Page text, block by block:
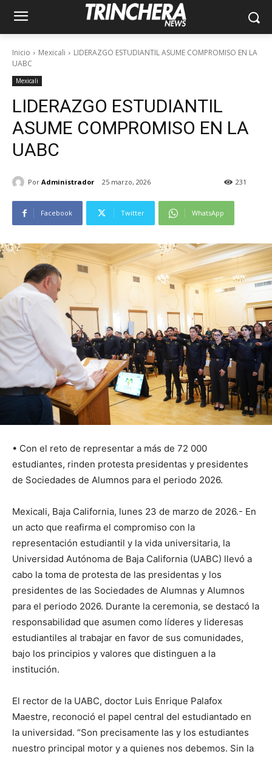
Inicio Mexicali
LIDERAZGO ESTUDIANTIL ASUME COMPROMISO EN LA
UABC
Mexicali
LIDERAZGO ESTUDIANTIL
ASUME COMPROMISO EN LA
UABC
Por Administrador 25 marzo, 2026 231
Facebook Twitter WhatsApp
• Con el reto de representar a más de 72 000
estudiantes, rinden protesta presidentas y presidentes
de Sociedades de Alumnos para el periodo 2026.
Mexicali, Baja California, lunes 23 de marzo de 2026.- En
un acto que reafirma el compromiso con la
representación estudiantil y la vida universitaria, la
Universidad Autónoma de Baja California (UABC) llevó a
cabo la toma de protesta de las presidentas y los
presidentes de las Sociedades de Alumnas y Alumnos
para el periodo 2026. Durante la ceremonia, se destacó la
responsabilidad que asumen como líderes y lideresas
estudiantiles al trabajar en favor de sus comunidades,
bajo los principios y valores que distinguen a la
institución.
El rector de la UABC, doctor Luis Enrique Palafox
Maestre, reconoció el papel central del estudiantado en
la universidad. “Son precisamente las y los estudiantes
nuestro principal motor y a quienes nos debemos. Sin la